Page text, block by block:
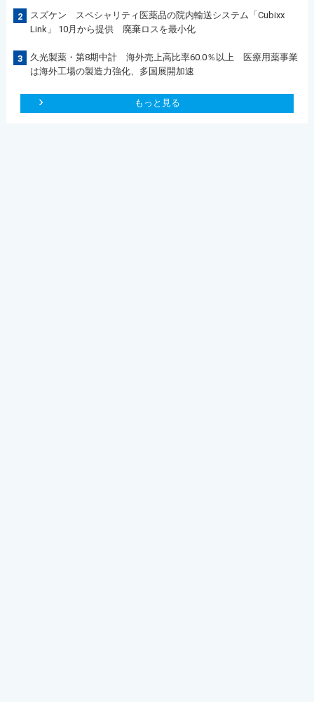
2
スズケン スペシャリティ医薬品の院内輸送システム「Cubixx
Link」 10月から提供 廃棄ロスを最小化
3
久光製薬・第8期中計 海外売上高比率60.0％以上 医療用薬事業
は海外工場の製造力強化、多国展開加速
もっと見る